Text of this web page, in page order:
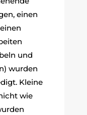
einen
und
wurden
Kleine
wie